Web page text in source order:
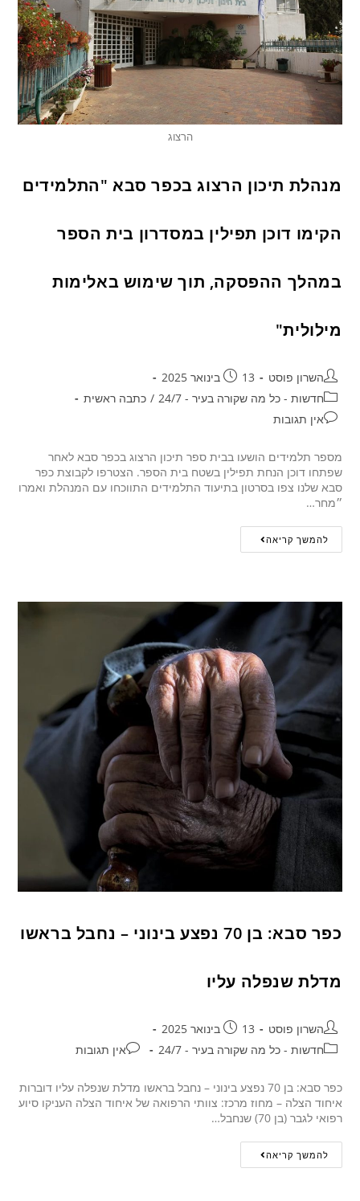
הרצוג
מנהלת תיכון הרצוג בכפר סבא "התלמידים
הקימו דוכן תפילין במסדרון בית הספר
במהלך ההפסקה, תוך שימוש באלימות
מילולית"
השרון פוסט
13 בינואר 2025
חדשות - כל מה שקורה בעיר - 24/7
/ כתבה ראשית
אין תגובות
מספר תלמידים הושעו בבית ספר תיכון הרצוג בכפר סבא לאחר
שפתחו דוכן הנחת תפילין בשטח בית הספר. הצטרפו לקבוצת כפר
סבא שלנו צפו בסרטון בתיעוד התלמידים התווכחו עם המנהלת ואמרו
״מחר…
להמשך קריאה
כפר סבא: בן 70 נפצע בינוני – נחבל בראשו
מדלת שנפלה עליו
השרון פוסט
13 בינואר 2025
חדשות - כל מה שקורה בעיר - 24/7
אין תגובות
כפר סבא: בן 70 נפצע בינוני – נחבל בראשו מדלת שנפלה עליו דוברות
איחוד הצלה – מחוז מרכז: צוותי הרפואה של איחוד הצלה העניקו סיוע
רפואי לגבר (בן 70) שנחבל…
להמשך קריאה